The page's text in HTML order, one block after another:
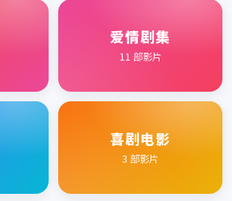
爱情剧集
11 部影片
喜剧电影
3 部影片